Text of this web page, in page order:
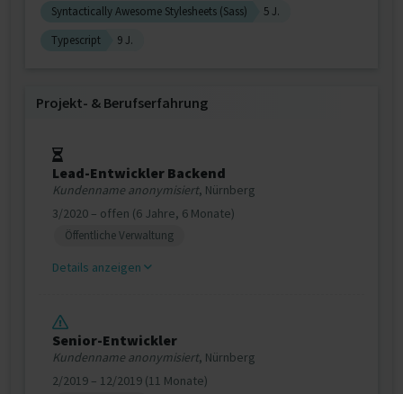
Syntactically Awesome Stylesheets (Sass)
5 J.
Typescript
9 J.
Projekt‐ & Berufserfahrung
Lead-Entwickler Backend
Kundenname anonymisiert, Nürnberg
3/2020 – offen (6 Jahre, 6 Monate)
Öffentliche Verwaltung
Details anzeigen
Senior-Entwickler
Kundenname anonymisiert, Nürnberg
2/2019 – 12/2019 (11 Monate)